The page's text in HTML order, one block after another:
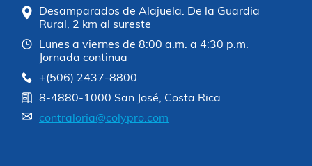
Desamparados de Alajuela. De la Guardia
Rural, 2 km al sureste
Lunes a viernes de 8:00 a.m. a 4:30 p.m.
Jornada continua
+(506) 2437-8800
8-4880-1000 San José, Costa Rica
contraloria@colypro.com